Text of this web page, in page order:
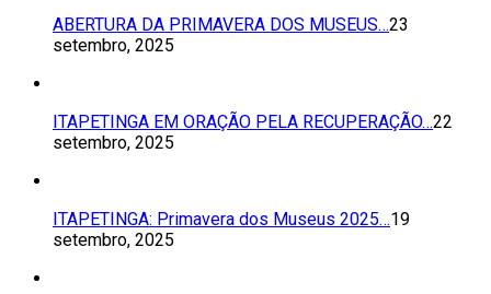
ABERTURA DA PRIMAVERA DOS MUSEUS…23
setembro, 2025
ITAPETINGA EM ORAÇÃO PELA RECUPERAÇÃO…22
setembro, 2025
ITAPETINGA: Primavera dos Museus 2025…19
setembro, 2025